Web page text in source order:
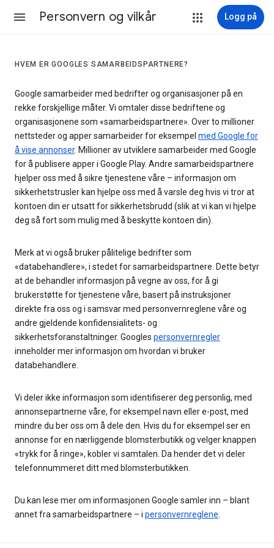
Personvern og vilkår Logg på
HVEM ER GOOGLES SAMARBEIDSPARTNERE?
Google samarbeider med bedrifter og organisasjoner på en
rekke forskjellige måter. Vi omtaler disse bedriftene og
organisasjonene som «samarbeidspartnere». Over to millioner
nettsteder og apper samarbeider for eksempel med Google for
å vise annonser. Millioner av utviklere samarbeider med Google
for å publisere apper i Google Play. Andre samarbeidspartnere
hjelper oss med å sikre tjenestene våre – informasjon om
sikkerhetstrusler kan hjelpe oss med å varsle deg hvis vi tror at
kontoen din er utsatt for sikkerhetsbrudd (slik at vi kan vi hjelpe
deg så fort som mulig med å beskytte kontoen din).
Merk at vi også bruker pålitelige bedrifter som
«databehandlere», i stedet for samarbeidspartnere. Dette betyr
at de behandler informasjon på vegne av oss, for å gi
brukerstøtte for tjenestene våre, basert på instruksjoner
direkte fra oss og i samsvar med personvernreglene våre og
andre gjeldende konfidensialitets- og
sikkerhetsforanstaltninger. Googles personvernregler
inneholder mer informasjon om hvordan vi bruker
databehandlere.
Vi deler ikke informasjon som identifiserer deg personlig, med
annonsepartnerne våre, for eksempel navn eller e-post, med
mindre du ber oss om å dele den. Hvis du for eksempel ser en
annonse for en nærliggende blomsterbutikk og velger knappen
«trykk for å ringe», kobler vi samtalen. Da hender det vi deler
telefonnummeret ditt med blomsterbutikken.
Du kan lese mer om informasjonen Google samler inn – blant
annet fra samarbeidspartnere – i personvernreglene.